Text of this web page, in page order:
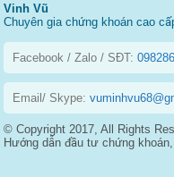
Vinh Vũ
Chuyên gia chứng khoán cao
Facebook / Zalo / SĐT:
Email/ Skype:
© Copyright 2017, All Rights
Hướng dẫn đầu tư chứng